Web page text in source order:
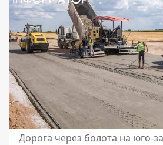
Дорога через болота на юго-